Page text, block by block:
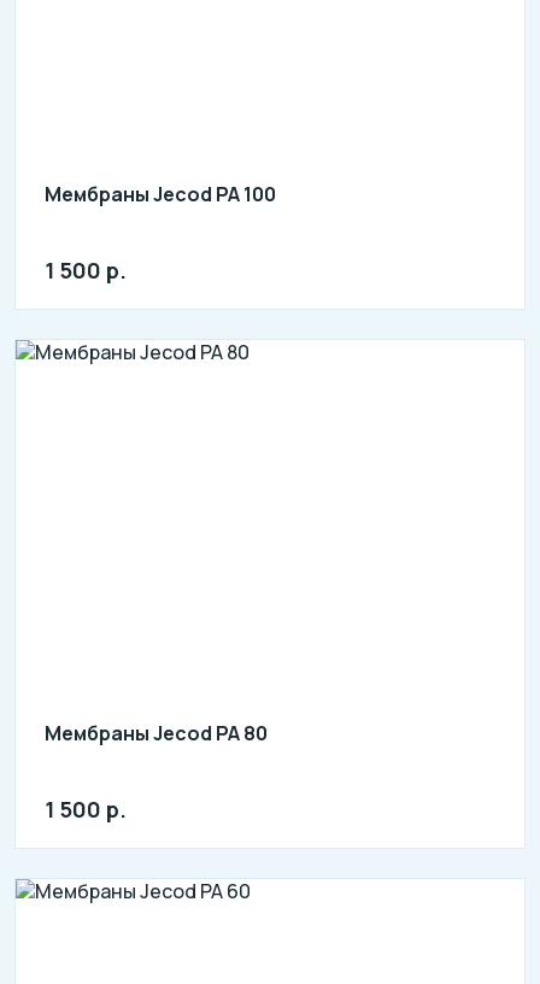
Мембраны Jecod PA 100
1 500 р.
Мембраны Jecod PA 80
1 500 р.